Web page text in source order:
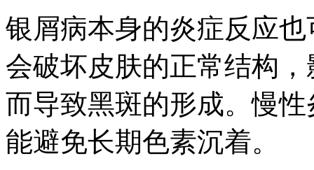
银屑病本身的炎症反应
会破坏皮肤的正常结构
而导致黑斑的形成。慢
能避免长期色素沉着。